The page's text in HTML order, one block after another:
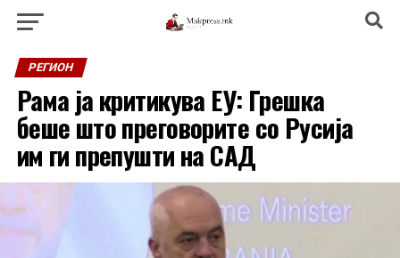
РЕГИОН
Рама ја критикува ЕУ: Грешка
беше што преговорите со Русија
им ги препушти на САД